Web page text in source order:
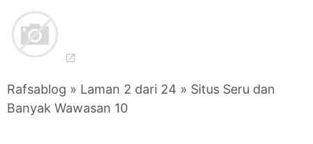
Rafsablog » Laman 2 dari 24 » Situs Seru dan
Banyak Wawasan 10